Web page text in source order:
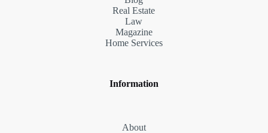
Real Estate
Law
Magazine
Home Services
Information
About